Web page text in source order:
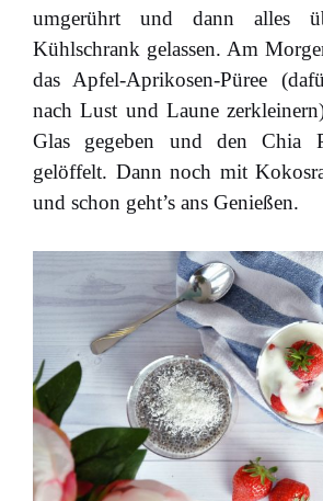
umgerührt und dann alles
Kühlschrank gelassen. Am
das Apfel-Aprikosen-Püree
nach Lust und Laune
Glas gegeben und den Chia
gelöffelt. Dann noch mit
und schon geht’s ans Genießen.